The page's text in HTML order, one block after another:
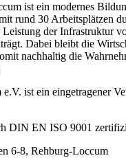
ist ein modernes
rund 30 Arbeitsplätzen
der Infrastruktur
Dabei bleibt die
nachhaltig die
ist ein eingetragener
DIN EN ISO 9001
6-8, Rehburg-Loccum